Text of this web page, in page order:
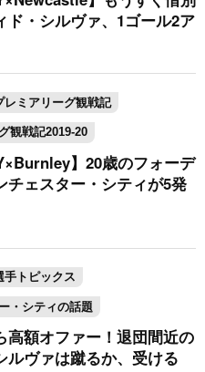
ド・シルヴァ、1ゴール2ア
レミアリーグ観戦記
観戦記2019-20
】20歳のフォーデ
チェスター・シティが5発
手トピックス
・シティの話題
高額オファー！退団間近の
ルヴァは蹴るか、受ける